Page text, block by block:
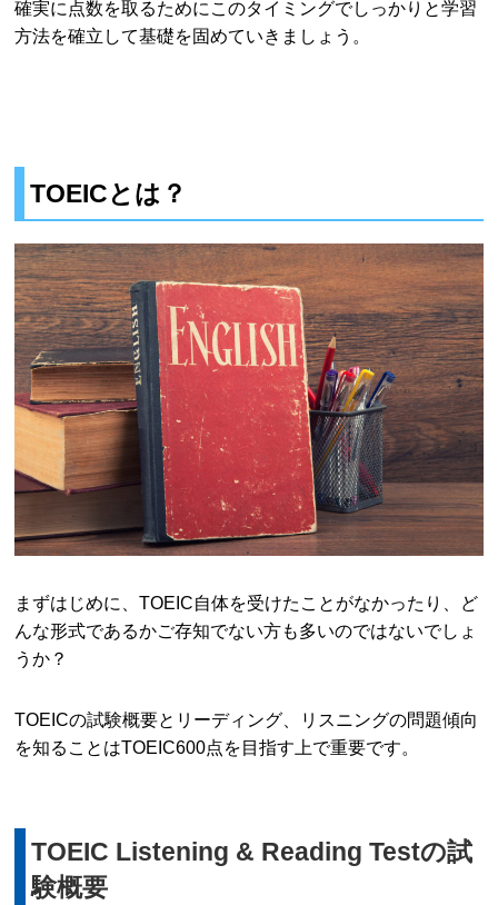
確実に点数を取るためにこのタイミングでしっかりと学習
方法を確立して基礎を固めていきましょう。
TOEICとは？
まずはじめに、TOEIC自体を受けたことがなかったり、ど
んな形式であるかご存知でない方も多いのではないでしょ
うか？
TOEICの試験概要とリーディング、リスニングの問題傾向
を知ることはTOEIC600点を目指す上で重要です。
TOEIC Listening & Reading Testの試
験概要